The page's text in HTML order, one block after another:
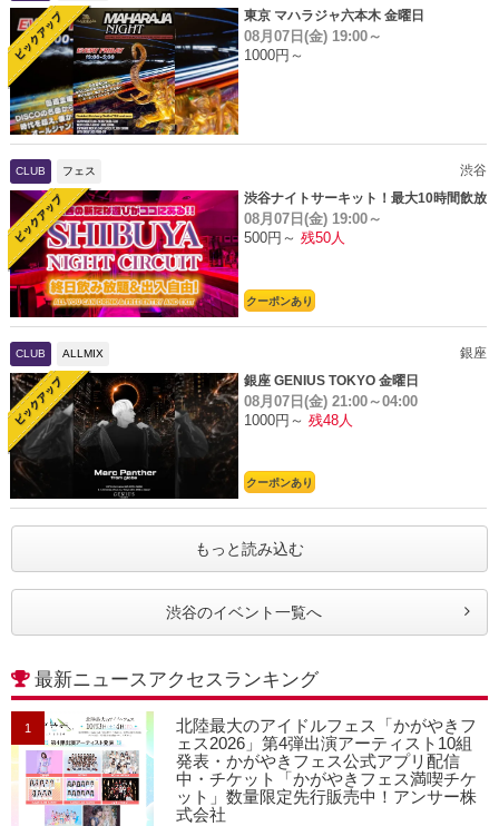
東京 マハラジャ六本木 金曜日
08月07日(金) 19:00～
1000円～
CLUB フェス
渋谷
渋谷ナイトサーキット！最大10時間飲放
題
08月07日(金) 19:00～
500円～ 残50人
クーポンあり
CLUB ALLMIX
銀座
銀座 GENIUS TOKYO 金曜日
08月07日(金) 21:00～04:00
1000円～ 残48人
クーポンあり
もっと読み込む
渋谷のイベント一覧へ
最新ニュースアクセスランキング
1
北陸最大のアイドルフェス「かがやきフ
ェス2026」第4弾出演アーティスト10組
発表・かがやきフェス公式アプリ配信
中・チケット「かがやきフェス満喫チケ
ット」数量限定先行販売中！アンサー株
式会社